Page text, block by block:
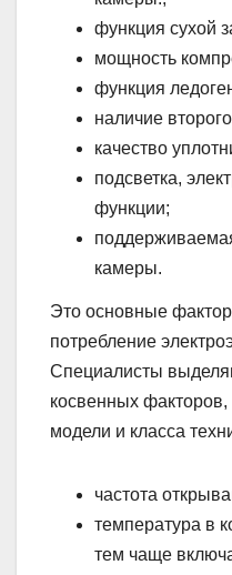
функция сухой
мощность
функция
наличие
качество
подсветка,
функции;
камеры.
Это основные
потребление
Специалисты
косвенных факторов,
модели и класса
частота
температура в
тем чаще